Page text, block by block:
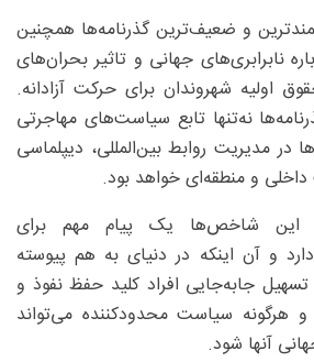
و ضعیف‌ترین گذرنامه‌ها همچنین
نابرابری‌های جهانی و تاثیر بحران‌های
اولیه شهروندان برای حرکت آزادانه.
نه‌تنها تابع سیاست‌های مهاجرتی
در مدیریت روابط بین‌المللی، دیپلماسی
و منطقه‌ای خواهد بود.
این شاخص‌ها یک پیام مهم برای
و آن اینکه در دنیای به هم پیوسته
تسهیل جابه‌جایی افراد کلید حفظ نفوذ و
هر‌گونه سیاست محدودکننده می‌تواند
آنها شود.